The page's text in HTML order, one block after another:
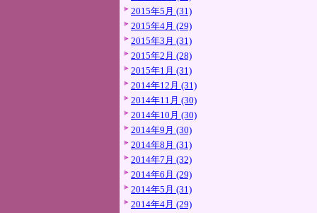
2015年5月 (31)
2015年4月 (29)
2015年3月 (31)
2015年2月 (28)
2015年1月 (31)
2014年12月 (31)
2014年11月 (30)
2014年10月 (30)
2014年9月 (30)
2014年8月 (31)
2014年7月 (32)
2014年6月 (29)
2014年5月 (31)
2014年4月 (29)